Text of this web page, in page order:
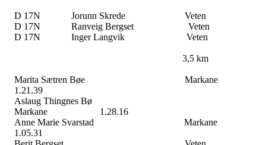
D 17N Jorunn Skrede
Veten
D 17N
Ranveig Bergset
Veten
D 17N
Inger Langvik Veten
3,5 km
Marita Sætren Bøe
Markane
1.21.39
Aslaug Thingnes Bø
Markane
1.28.16
Anne Marie Svarstad
Markane
1.05.31